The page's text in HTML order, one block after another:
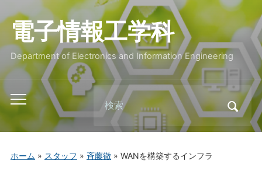
電子情報工学科
Department of Electronics and Information Engineering
Toggle
mobile
menu
Search
for:
ホーム » スタッフ » 斉藤徹» WANを構築するインフラ